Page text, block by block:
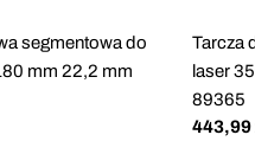
segmentowa do
mm 22,2 mm
Tarcza
laser
89365
Cena
443,99